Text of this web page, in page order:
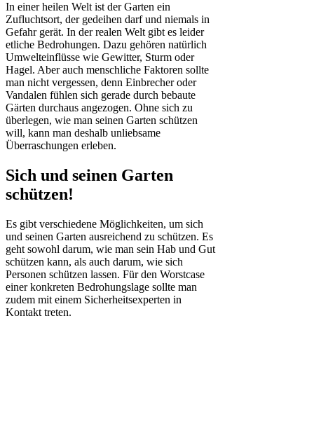
In einer heilen Welt ist der Garten ein
Zufluchtsort, der gedeihen darf und niemals in
Gefahr gerät. In der realen Welt gibt es leider
etliche Bedrohungen. Dazu gehören natürlich
Umwelteinflüsse wie Gewitter, Sturm oder
Hagel. Aber auch menschliche Faktoren sollte
man nicht vergessen, denn Einbrecher oder
Vandalen fühlen sich gerade durch bebaute
Gärten durchaus angezogen. Ohne sich zu
überlegen, wie man seinen Garten schützen
will, kann man deshalb unliebsame
Überraschungen erleben.
Sich und seinen Garten
schützen!
Es gibt verschiedene Möglichkeiten, um sich
und seinen Garten ausreichend zu schützen. Es
geht sowohl darum, wie man sein Hab und Gut
schützen kann, als auch darum, wie sich
Personen schützen lassen. Für den Worstcase
einer konkreten Bedrohungslage sollte man
zudem mit einem Sicherheitsexperten in
Kontakt treten.